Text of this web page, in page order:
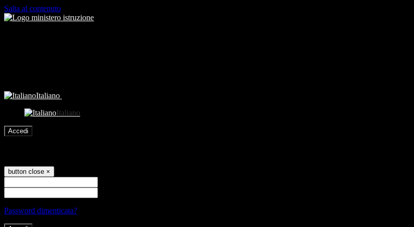
Salta al contenuto
Italiano
Italiano
Accedi
button close ×
Password dimenticata?